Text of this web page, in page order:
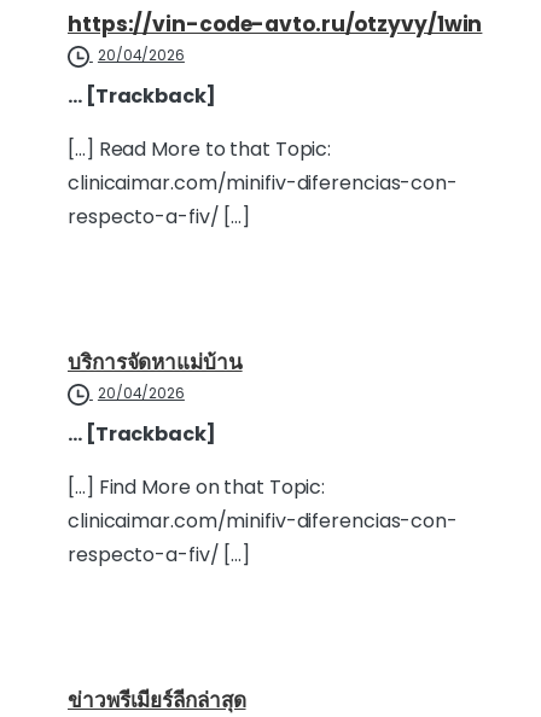
https://vin-code-avto.ru/otzyvy/1win
20/04/2026
… [Trackback]
[…] Read More to that Topic:
clinicaimar.com/minifiv-diferencias-con-
respecto-a-fiv/ […]
บริการจัดหาแม่บ้าน
20/04/2026
… [Trackback]
[…] Find More on that Topic:
clinicaimar.com/minifiv-diferencias-con-
respecto-a-fiv/ […]
ข่าวพรีเมียร์ลีกล่าสุด